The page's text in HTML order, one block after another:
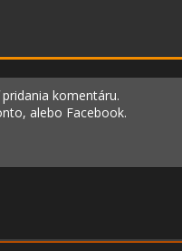
komentáru.
alebo Facebook.